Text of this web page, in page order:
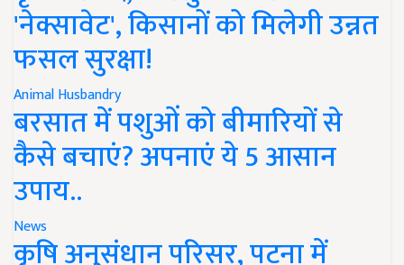
'नेक्सावेट', किसानों को मिलेगी उन्नत
फसल सुरक्षा!
Animal Husbandry
बरसात में पशुओं को बीमारियों से
कैसे बचाएं? अपनाएं ये 5 आसान
उपाय..
News
कृषि अनुसंधान परिसर, पटना में